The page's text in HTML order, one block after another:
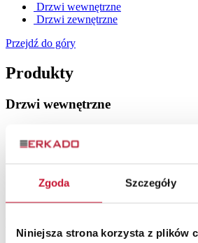
Zgoda Szczegóły
Niniejsza strona korzysta z plików
Drzwi wewnętrzne
Drzwi zewnętrzne
Przejdź do góry
Produkty
Drzwi wewnętrzne
Drzwi szklane
Drzwi loftowe